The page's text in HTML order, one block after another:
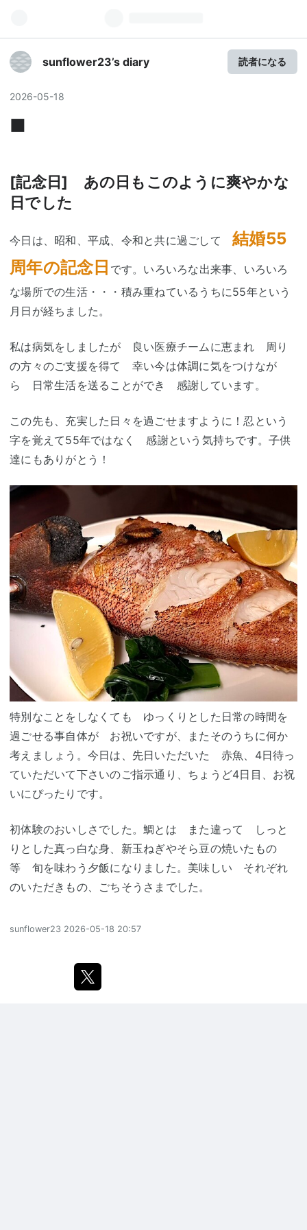
sunflower23’s diary 読者になる
2026-05-18
■
[記念日] あの日もこのように爽やかな
日でした
今日は、昭和、平成、令和と共に過ごして 結婚55
周年の記念日 です。いろいろな出来事、いろいろ
な場所での生活・・・積み重ねているうちに55年という
月日が経ちました。
私は病気をしましたが 良い医療チームに恵まれ 周り
の方々のご支援を得て 幸い今は体調に気をつけなが
ら 日常生活を送ることができ 感謝しています。
この先も、充実した日々を過ごせますように！忍という
字を覚えて55年ではなく 感謝という気持ちです。子供
達にもありがとう！
特別なことをしなくても ゆっくりとした日常の時間を
過ごせる事自体が お祝いですが、またそのうちに何か
考えましょう。今日は、先日いただいた 赤魚、4日待っ
ていただいて下さいのご指示通り、ちょうど4日目、お祝
いにぴったりです。
初体験のおいしさでした。鯛とは また違って しっと
りとした真っ白な身、新玉ねぎやそら豆の焼いたもの
等 旬を味わう夕飯になりました。美味しい それぞれ
のいただきもの、ごちそうさまでした。
sunflower23 2026-05-18 20:57